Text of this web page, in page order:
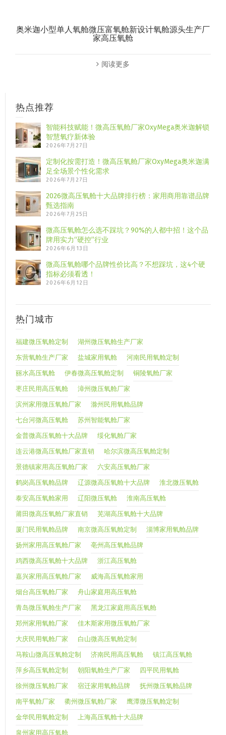
奥米迦小型单人氧舱微压富氧舱新设计氧舱源头生产厂
家高压氧舱
阅读更多
热点推荐
智能科技赋能！微高压氧舱厂家OxyMega奥米迦解锁
智慧氧疗新体验
2026年7月27日
定制化按需打造！微高压氧舱厂家OxyMega奥米迦满
足全场景个性化需求
2026年7月27日
2026微高压氧舱十大品牌排行榜：家用商用靠谱品牌
甄选指南
2026年7月25日
微高压氧舱怎么选不踩坑？90%的人都中招！这个品
牌用实力“硬控”行业
2026年6月13日
微高压氧舱哪个品牌性价比高？不想踩坑，这4个硬
指标必须看透！
2026年6月12日
热门城市
福建微压氧舱定制 湖州微压氧舱生产厂家
东营氧舱生产厂家 盐城家用氧舱 河南民用氧舱定制
丽水高压氧舱 伊春微高压氧舱定制 铜陵氧舱厂家
枣庄民用高压氧舱 漳州微压氧舱厂家
滨州家用微压氧舱厂家 滁州民用氧舱品牌
七台河微高压氧舱 苏州智能氧舱厂家
金普微高压氧舱十大品牌 绥化氧舱厂家
连云港微高压氧舱厂家直销 哈尔滨微高压氧舱定制
景德镇家用高压氧舱厂家 六安高压氧舱厂家
鹤岗高压氧舱品牌 辽源微高压氧舱十大品牌 淮北微压氧舱
泰安高压氧舱家用 辽阳微压氧舱 淮南高压氧舱
莆田微高压氧舱厂家直销 芜湖高压氧舱十大品牌
厦门民用氧舱品牌 南京微高压氧舱定制 淄博家用氧舱品牌
扬州家用高压氧舱厂家 亳州高压氧舱品牌
鸡西微高压氧舱十大品牌 浙江高压氧舱
嘉兴家用高压氧舱厂家 威海高压氧舱家用
烟台高压氧舱厂家 舟山家庭用高压氧舱
青岛微压氧舱生产厂家 黑龙江家庭用高压氧舱
郑州家用氧舱厂家 佳木斯家用微压氧舱厂家
大庆民用氧舱厂家 白山微高压氧舱定制
马鞍山微高压氧舱定制 济南民用高压氧舱 镇江高压氧舱
萍乡高压氧舱定制 朝阳氧舱生产厂家 四平民用氧舱
徐州微压氧舱厂家 宿迁家用氧舱品牌 抚州微压氧舱品牌
南平氧舱厂家 衢州微压氧舱厂家 鹰潭微压氧舱定制
金华民用氧舱定制 上海高压氧舱十大品牌
泉州家用高压氧舱